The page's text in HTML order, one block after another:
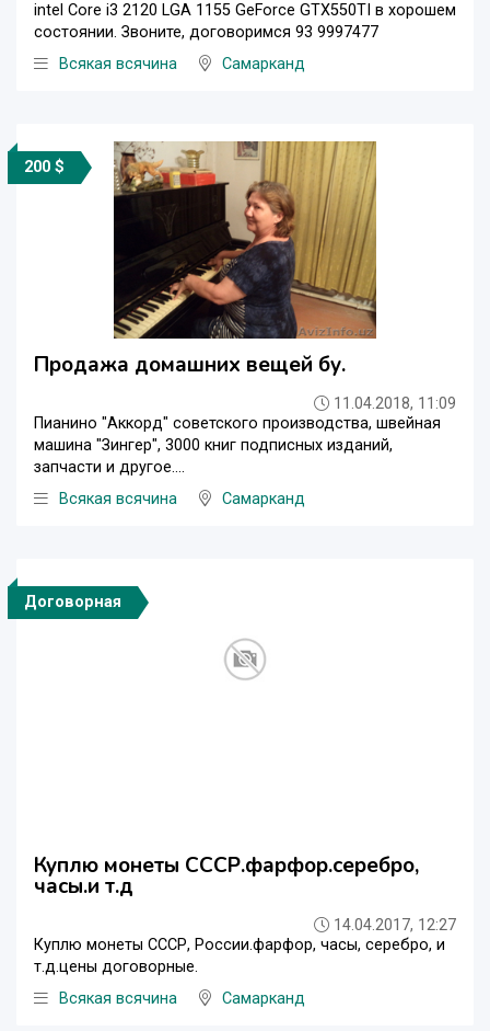
intel Core i3 2120 LGA 1155 GeForce GTX550TI в хорошем
состоянии. Звоните, договоримся 93 9997477
Всякая всячина
Самарканд
200 $
Продажа домашних вещей бу.
11.04.2018, 11:09
Пианино "Аккорд" советского производства, швейная
машина "Зингер", 3000 книг подписных изданий,
запчасти и другое....
Всякая всячина
Самарканд
Договорная
Куплю монеты СССР.фарфор.серебро,
часы.и т.д
14.04.2017, 12:27
Куплю монеты СССР, России.фарфор, часы, серебро, и
т.д.цены договорные.
Всякая всячина
Самарканд